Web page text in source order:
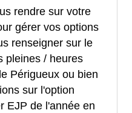
rendre sur votre
gérer vos options
renseigner sur le
pleines / heures
Périgueux ou bien
sur l'option
EJP de l'année en